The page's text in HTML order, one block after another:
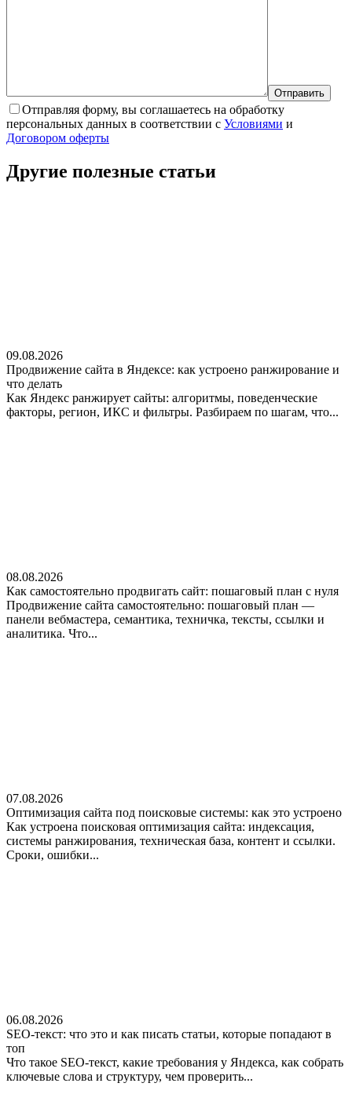
Отправляя форму, вы соглашаетесь на обработку
персональных данных в соответствии с Условиями и
Договором оферты
Другие полезные статьи
09.08.2026
Продвижение сайта в Яндексе: как устроено ранжирование и
что делать
Как Яндекс ранжирует сайты: алгоритмы, поведенческие
факторы, регион, ИКС и фильтры. Разбираем по шагам, что...
08.08.2026
Как самостоятельно продвигать сайт: пошаговый план с нуля
Продвижение сайта самостоятельно: пошаговый план —
панели вебмастера, семантика, техничка, тексты, ссылки и
аналитика. Что...
07.08.2026
Оптимизация сайта под поисковые системы: как это устроено
Как устроена поисковая оптимизация сайта: индексация,
системы ранжирования, техническая база, контент и ссылки.
Сроки, ошибки...
06.08.2026
SEO-текст: что это и как писать статьи, которые попадают в
топ
Что такое SEO-текст, какие требования у Яндекса, как собрать
ключевые слова и структуру, чем проверить...